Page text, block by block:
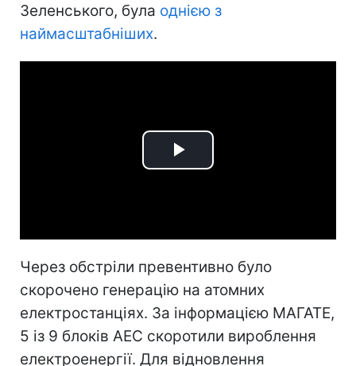
Зеленського, була однією з
наймасштабніших.
Play
Через обстріли превентивно було
скорочено генерацію на атомних
електростанціях. За інформацією МАГАТЕ,
5 із 9 блоків АЕС скоротили вироблення
електроенергії. Для відновлення